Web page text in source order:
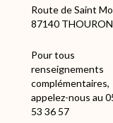
Route de Saint
87140 THOURON
Pour tous
renseignements
complémentaires,
appelez-nous au
53 36 57